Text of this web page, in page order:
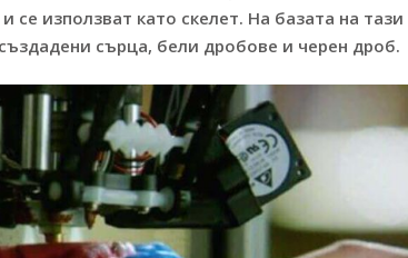
използват като скелет. На базата на тази
сърца, бели дробове и черен дроб.